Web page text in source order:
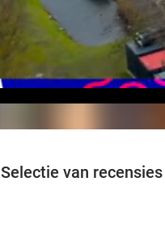
Selectie van recensies